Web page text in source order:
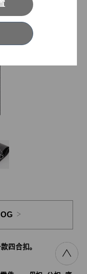
四合扣。